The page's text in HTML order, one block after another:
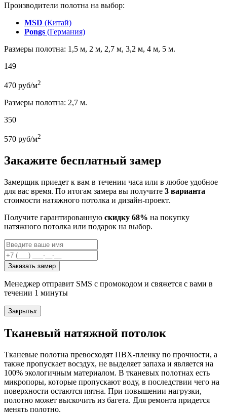
Производители полотна на выбор:
MSD (Китай)
Pongs (Германия)
Размеры полотна: 1,5 м, 2 м, 2,7 м, 3,2 м, 4 м, 5 м.
149
470 руб/м2
Размеры полотна: 2,7 м.
350
570 руб/м2
Закажите бесплатный замер
Замерщик приедет к вам в течении часа или в любое удобное
для вас время. По итогам замера вы получите 3 варианта
стоимости натяжного потолка и дизайн-проект.
Получите гарантированную скидку 68% на покупку
натяжного потолка или подарок на выбор.
Заказать замер
Менеджер отправит SMS с промокодом и свяжется с вами в
течении 1 минуты
Закрытьx
Тканевый натяжной потолок
Тканевые полотна превосходят ПВХ-пленку по прочности, а
также пропускает восздух, не выделяет запаха и является на
100% экологичным материалом. В тканевых полотнах есть
микропоры, которые пропускают воду, в последствии чего на
поверхности остаются пятна. При повышении нагрузки,
полотно может выскочить из багета. Для ремонта придется
менять полотно.